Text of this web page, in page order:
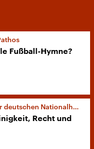
Fußball-Hymne?
Nationalhymne
Recht und